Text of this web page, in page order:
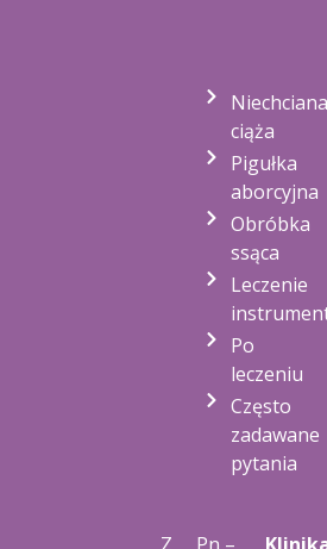
Niechciana
ciąża
Pigułka
aborcyjna
Obróbka
ssąca
Leczenie
Po
leczeniu
Często
zadawane
pytania